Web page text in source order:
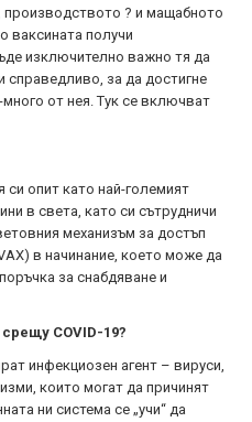
производството ? и мащабното
ваксината получи
изключително важно тя да
справедливо, за да достигне
от нея. Тук се включват
опит като най-големият
в света, като си сътрудничи
механизъм за достъп
в начинание, което може да
за снабдяване и
COVID-19?
инфекциозен агент – вируси,
които могат да причинят
ни система се „учи“ да